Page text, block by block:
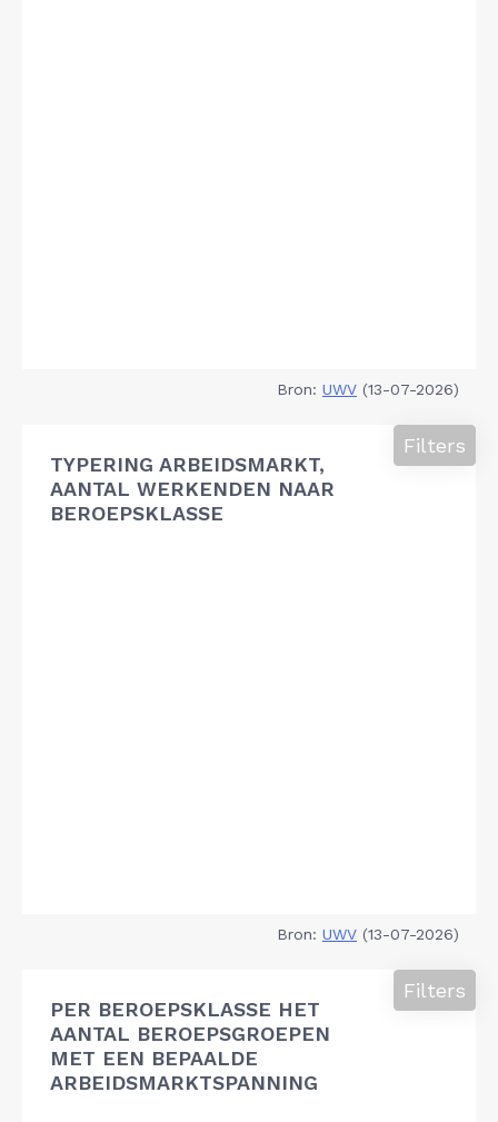
Bron: UWV (13-07-2026)
TYPERING ARBEIDSMARKT,
AANTAL WERKENDEN NAAR
BEROEPSKLASSE
Filters
Bron: UWV (13-07-2026)
PER BEROEPSKLASSE HET
AANTAL BEROEPSGROEPEN
MET EEN BEPAALDE
ARBEIDSMARKTSPANNING
Filters